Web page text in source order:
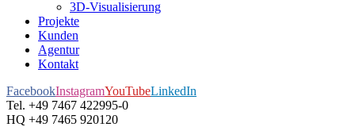
3D-Visualisierung
Projekte
Kunden
Agentur
Kontakt
FacebookInstagramYouTubeLinkedIn
Tel. +49 7467 422995-0
HQ +49 7465 920120